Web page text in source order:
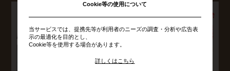
Cookie等の使用について
当サービスでは、提携先等が利用者のニーズの調査・分析や広告表
示の最適化を目的とし、
Cookie等を使用する場合があります。
詳しくはこちら